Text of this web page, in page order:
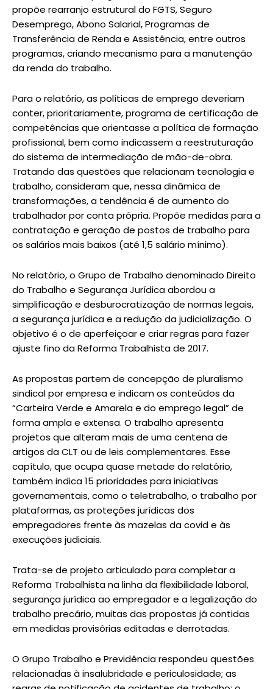
propõe rearranjo estrutural do FGTS, Seguro
Desemprego, Abono Salarial, Programas de
Transferência de Renda e Assistência, entre outros
programas, criando mecanismo para a manutenção
da renda do trabalho.
Para o relatório, as políticas de emprego deveriam
conter, prioritariamente, programa de certificação de
competências que orientasse a política de formação
profissional, bem como indicassem a reestruturação
do sistema de intermediação de mão-de-obra.
Tratando das questões que relacionam tecnologia e
trabalho, consideram que, nessa dinâmica de
transformações, a tendência é de aumento do
trabalhador por conta própria. Propõe medidas para a
contratação e geração de postos de trabalho para
os salários mais baixos (até 1,5 salário mínimo).
No relatório, o Grupo de Trabalho denominado Direito
do Trabalho e Segurança Jurídica abordou a
simplificação e desburocratização de normas legais,
a segurança jurídica e a redução da judicialização. O
objetivo é o de aperfeiçoar e criar regras para fazer
ajuste fino da Reforma Trabalhista de 2017.
As propostas partem de concepção de pluralismo
sindical por empresa e indicam os conteúdos da
“Carteira Verde e Amarela e do emprego legal” de
forma ampla e extensa. O trabalho apresenta
projetos que alteram mais de uma centena de
artigos da CLT ou de leis complementares. Esse
capítulo, que ocupa quase metade do relatório,
também indica 15 prioridades para iniciativas
governamentais, como o teletrabalho, o trabalho por
plataformas, as proteções jurídicas dos
empregadores frente às mazelas da covid e às
execuções judiciais.
Trata-se de projeto articulado para completar a
Reforma Trabalhista na linha da flexibilidade laboral,
segurança jurídica ao empregador e a legalização do
trabalho precário, muitas das propostas já contidas
em medidas provisórias editadas e derrotadas.
O Grupo Trabalho e Previdência respondeu questões
relacionadas à insalubridade e periculosidade; as